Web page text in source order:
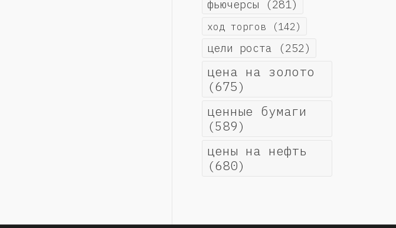
фьючерсы (281)
ход торгов (142)
цели роста (252)
цена на золото
(675)
ценные бумаги
(589)
цены на нефть
(680)